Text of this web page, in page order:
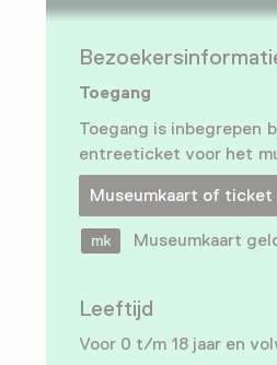
Toegang
Toegang is inbegrepen
entreeticket voor het
Museumkaart of ticket
Museumkaart
Leeftijd
Voor 0 t/m 18 jaar en